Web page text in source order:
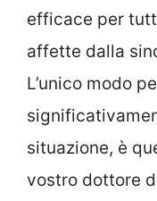
efficace per
affette dalla
L’unico modo
situazione, è
vostro dottore